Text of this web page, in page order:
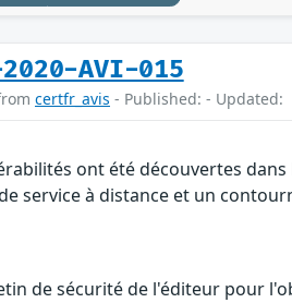
2020-AVI-015
certfr_avis - Published: - Updated:
ont été découvertes
service à distance et un
de sécurité de l'éditeur pour